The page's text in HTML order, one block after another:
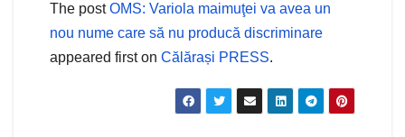
The postOMS: Variola maimuţei va avea un
nou nume care să nu producă discriminare
appeared first on Călărași PRESS.